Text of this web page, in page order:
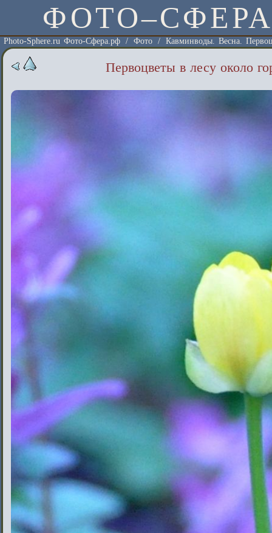
Photo-Sphere.ru Фото-Сфера.рф / Фото / Кавминводы. Весна.
Первоцветы в лесу около